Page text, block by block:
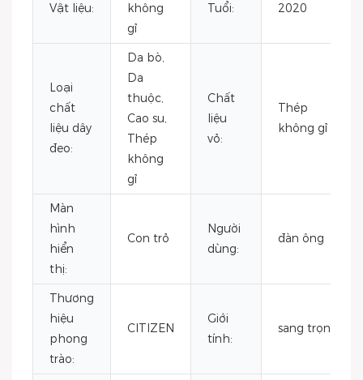
Vật liệu:
không
gỉ
Tuổi: 2020
Loại
chất
liệu dây
đeo:
Da bò,
Da
thuộc,
Cao su,
Thép
không
gỉ
Chất
liệu
vỏ:
Thép
không gỉ
Màn
hình
hiển
thị:
Con trỏ
Người
dùng:
đàn ông
Thương
hiệu
phong
trào:
CITIZEN
Giới
tính:
sang trọng